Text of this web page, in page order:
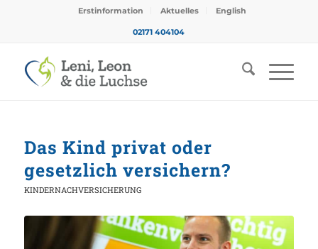
Erstinformation Aktuelles English
02171 404104
Das Kind privat oder
gesetzlich versichern?
KINDERNACHVERSICHERUNG